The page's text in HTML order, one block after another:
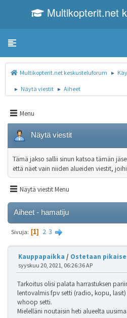
Multikopterit.net
Toggle navigation
Multikopterit.net keskusteluforum ►
► Näytä viestit ► Aiheet
Menu
Näytä viestit
Tämä jakso sallii sinun katsoa tämän
että näet vain niiden alueiden viestit,
Näytä viestit Menu
Aiheet - hamatiju
Sivuja 1 2 3
Kauppapaikka / Ostetaan
syyskuu 20, 2021, 06:26:36 AP
Tarkoitus olisi palata harrastuksen
lentovalmis fpv setti (radio, kopu,
whoop setti.
Mielelläni noutaisin heti alueelta